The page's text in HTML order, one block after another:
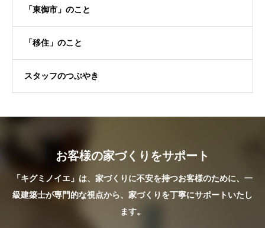
「東御市」のこと
「移住」のこと
スタッフのつぶやき
お客様の家づくりをサポート
「キグミノイエ」は、家づくりに不安を持つお客様のために、一
級建築士が専門的な視点から、家づくりを丁寧にサポートいたし
ます。